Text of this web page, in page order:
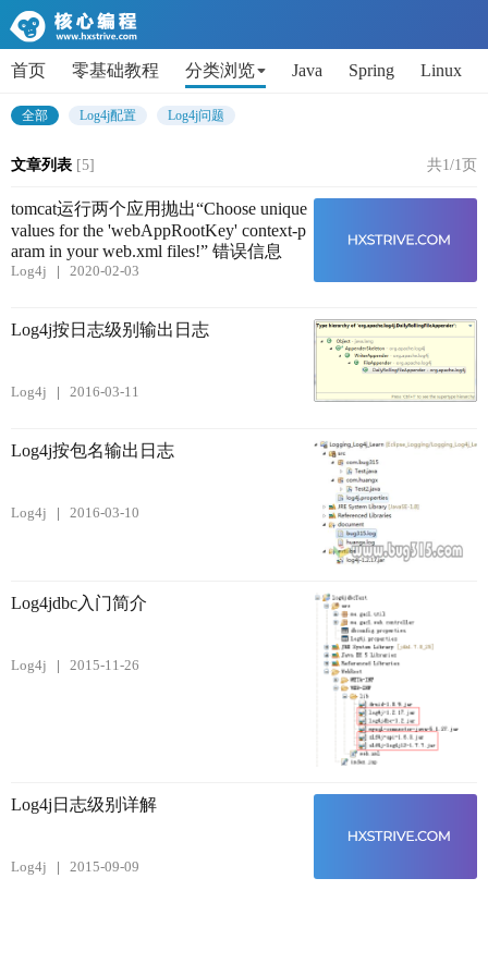
首页 零基础教程 分类浏览 Java Spring Linux
AI Python 代码片段
全部 Log4j配置 Log4j问题
文章列表 [5] 共1/1页
tomcat运行两个应用抛出“Choose unique
values for the 'webAppRootKey' context-p
aram in your web.xml files!” 错误信息
Log4j 2020-02-03
Log4j按日志级别输出日志
Log4j 2016-03-11
Log4j按包名输出日志
Log4j 2016-03-10
Log4jdbc入门简介
Log4j 2015-11-26
Log4j日志级别详解
Log4j 2015-09-09